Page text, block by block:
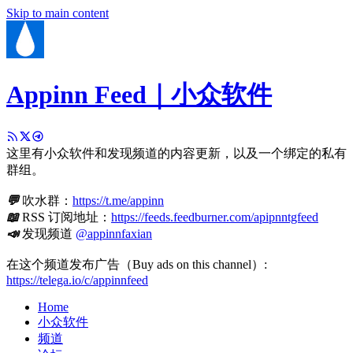
Skip to main content
Appinn Feed｜小众软件
这里有小众软件和发现频道的内容更新，以及一个绑定的私有
群组。
💬吹水群： https://t.me/appinn
📖RSS 订阅地址： https://feeds.feedburner.com/apipnntgfeed
📣发现频道 @appinnfaxian
在这个频道发布广告（Buy ads on this channel）:
https://telega.io/c/appinnfeed
Home
小众软件
频道